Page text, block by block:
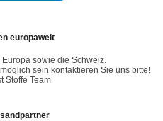
europaweit
sowie die Schweiz.
sein kontaktieren Sie uns bitte!
Stoffe Team